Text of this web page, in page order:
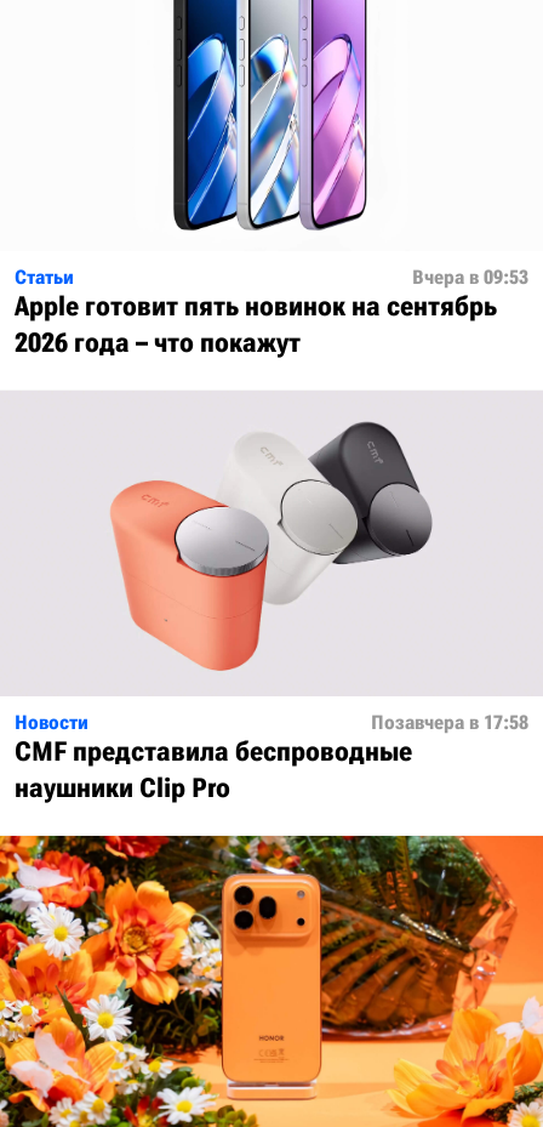
Статьи Вчера в 09:53
Apple готовит пять новинок на сентябрь
2026 года – что покажут
Новости Позавчера в 17:58
CMF представила беспроводные
наушники Clip Pro